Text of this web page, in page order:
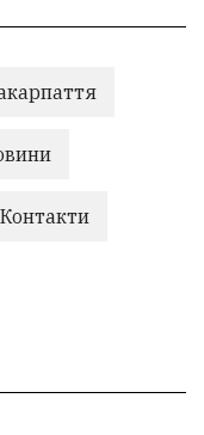
Контакти